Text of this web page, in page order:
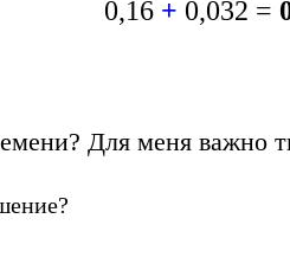
0,16 + 0,032 =
Для меня важно